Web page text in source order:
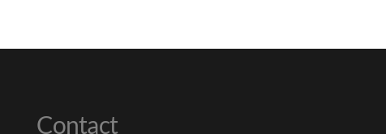
Contact